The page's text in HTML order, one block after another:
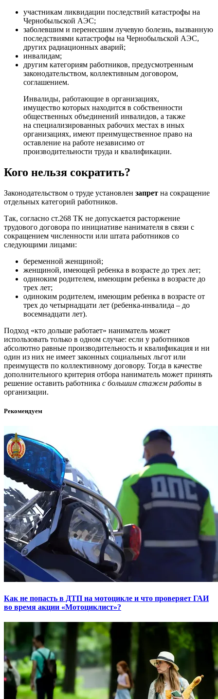
участникам ликвидации последствий катастрофы на
Чернобыльской АЭС;
заболевшим и перенесшим лучевую болезнь, вызванную
последствиями катастрофы на Чернобыльской АЭС,
других радиационных аварий;
инвалидам;
другим категориям работников, предусмотренным
законодательством, коллективным договором,
соглашением.
Инвалиды, работающие в организациях,
имущество которых находится в собственности
общественных объединений инвалидов, а также
на специализированных рабочих местах в иных
организациях, имеют преимущественное право на
оставление на работе независимо от
производительности труда и квалификации.
Кого нельзя сократить?
Законодательством о труде установлен запрет на сокращение
отдельных категорий работников.
Так, согласно ст.268 ТК не допускается расторжение
трудового договора по инициативе нанимателя в связи с
сокращением численности или штата работников со
следующими лицами:
беременной женщиной;
женщиной, имеющей ребенка в возрасте до трех лет;
одиноким родителем, имеющим ребенка в возрасте до
трех лет;
одиноким родителем, имеющим ребенка в возрасте от
трех до четырнадцати лет (ребенка-инвалида – до
восемнадцати лет).
Подход «кто дольше работает» наниматель может
использовать только в одном случае: если у работников
абсолютно равные производительность и квалификация и ни
один из них не имеет законных социальных льгот или
преимуществ по коллективному договору. Тогда в качестве
дополнительного критерия отбора наниматель может принять
решение оставить работника с большим стажем работы в
организации.
Рекомендуем
Как не попасть в ДТП на мотоцикле и что проверяет ГАИ
во время акции «Мотоциклист»?